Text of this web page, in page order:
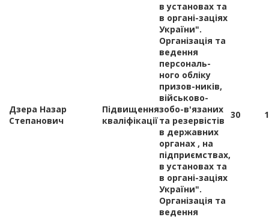
в установах та
в органі-заціях
України".
Дзера Назар
Степанович
Підвищення
кваліфікації
Організація та
ведення
персональ-
ного обліку
призов-ників,
військово-
зобо-в'язаних
та резервістів
в державних
органах , на
підприємствах,
в установах та
в органі-заціях
України".
30 1
Організація та
ведення